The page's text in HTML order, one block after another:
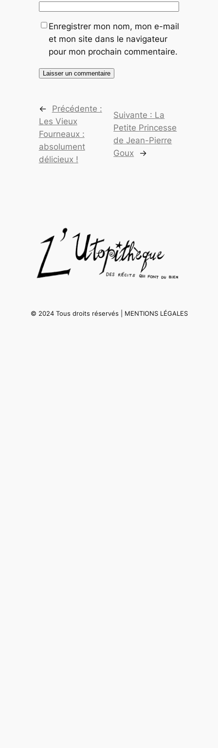
Enregistrer mon nom, mon e-mail
et mon site dans le navigateur
pour mon prochain commentaire.
←
Précédente :
Les Vieux
Fourneaux :
absolument
délicieux !
Suivante : La
Petite Princesse
de Jean-Pierre
Goux
→
© 2024 Tous droits réservés | MENTIONS LÉGALES